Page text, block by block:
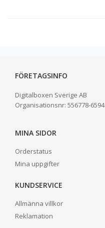
FÖRETAGSINFO
Digitalboxen Sverige AB
Organisationsnr: 556778-6594
MINA SIDOR
Orderstatus
Mina uppgifter
KUNDSERVICE
Allmänna villkor
Reklamation